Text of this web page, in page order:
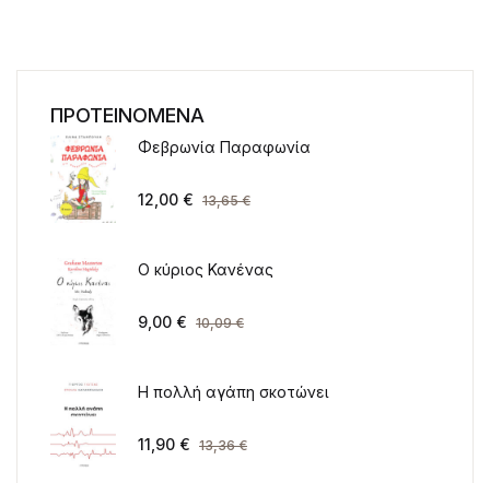
ΠΡΟΤΕΙΝΟΜΕΝΑ
Φεβρωνία Παραφωνία
12,00 € 13,65€
Ο κύριος Κανένας
9,00 € 10,09€
Η πολλή αγάπη σκοτώνει
11,90 € 13,36€